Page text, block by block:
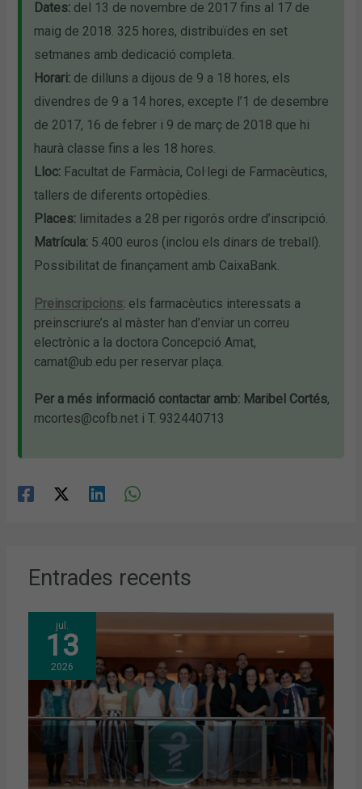
Dates: del 13 de novembre de 2017 fins al 17 de
maig de 2018. 325 hores, distribuïdes en set
setmanes amb dedicació completa.
Horari: de dilluns a dijous de 9 a 18 hores, els
divendres de 9 a 14 hores, excepte l’1 de desembre
de 2017, 16 de febrer i 9 de març de 2018 que hi
haurà classe fins a les 18 hores.
Lloc: Facultat de Farmàcia, Col·legi de Farmacèutics,
tallers de diferents ortopèdies.
Places: limitades a 28 per rigorós ordre d’inscripció.
Matrícula: 5.400 euros (inclou els dinars de treball).
Possibilitat de finançament amb CaixaBank.
Preinscripcions: els farmacèutics interessats a
preinscriure’s al màster han d’enviar un correu
electrònic a la doctora Concepció Amat,
camat@ub.edu per reservar plaça.
Per a més informació contactar amb: Maribel Cortés,
mcortes@cofb.net i T. 932440713
Entrades recents
jul.
13
2026